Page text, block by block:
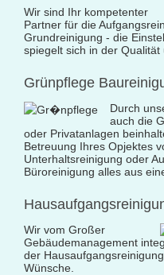
Unterhaltsreinigung
Verkehrs- und
Hausmeisterservice
Grünflächenpflege
Wir sind Ihr kompetenter
Partner für die
Grundreinigung - die
spiegelt sich in der Qualität
Grünpflege
Durch
auch die
oder Privatanlagen
Betreuung Ihres Opjektes
Unterhaltsreinigung oder
Büroreinigung alles aus
Wir vom Großer
Gebäudemanagement
der
Wünsche.